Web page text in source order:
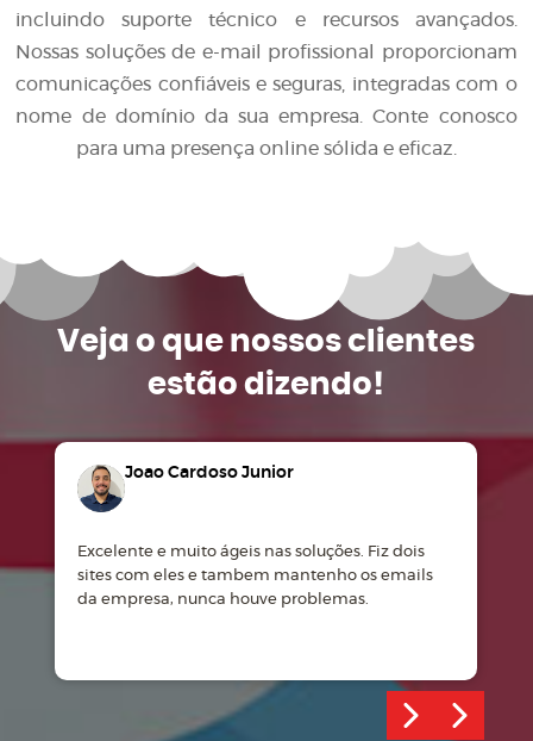
incluindo suporte técnico e recursos avançados.
Nossas soluções de e-mail profissional proporcionam
comunicações confiáveis e seguras, integradas com o
nome de domínio da sua empresa. Conte conosco
para uma presença online sólida e eficaz.
Veja o que nossos clientes
estão dizendo!
Joao Cardoso Junior
Excelente e muito ágeis nas soluções. Fiz dois
sites com eles e tambem mantenho os emails
da empresa, nunca houve problemas.